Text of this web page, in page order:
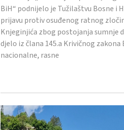
BiH“ podnijelo je Tužilaštvu Bosne i
prijavu protiv osuđenog ratnog
Knjeginjića zbog postojanja sumnje
djelo iz člana 145.a Krivičnog zakona
nacionalne, rasne